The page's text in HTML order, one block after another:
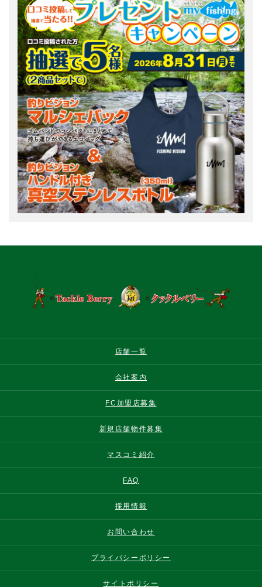
店舗一覧
会社案内
FC加盟店募集
新規店舗物件募集
マスコミ紹介
FAQ
採用情報
お問い合わせ
プライバシーポリシー
サイトポリシー